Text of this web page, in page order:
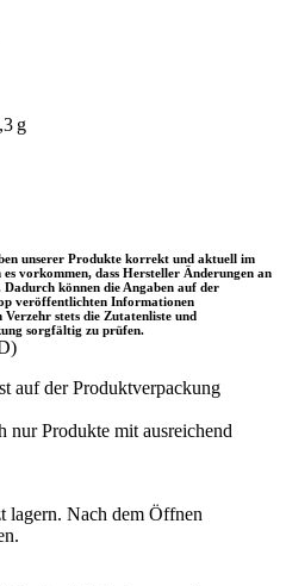
g
unserer Produkte korrekt und aktuell im
vorkommen, dass Hersteller Änderungen an
können die Angaben auf der
veröffentlichten Informationen
stets die Zutatenliste und
sorgfältig zu prüfen.
auf der Produktverpackung
nur Produkte mit ausreichend
lagern. Nach dem Öffnen